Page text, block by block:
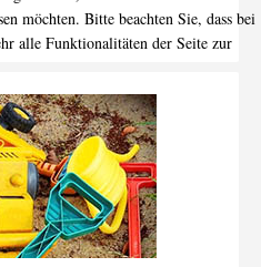
möchten. Bitte beachten Sie, dass bei
alle Funktionalitäten der Seite zur